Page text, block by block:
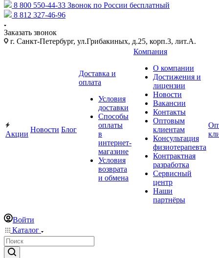
8 800 550-44-33 Звонок по России бесплатный
8 812 327-46-96
Заказать звонок
г. Санкт-Петербург, ул.Грибакиных, д.25, корп.3, лит.А.
Акции
Новости Блог
Доставка и
оплата
Условия
доставки
Способы
оплаты
в
интернет-
магазине
Условия
возврата
и обмена
Компания
О компании
Достижения и
лицензии
Новости
Вакансии
Контакты
Оптовым
клиентам
Консультация
физиотерапевта
Контрактная
разработка
Сервисный
центр
Наши
партнёры
Войти
Каталог